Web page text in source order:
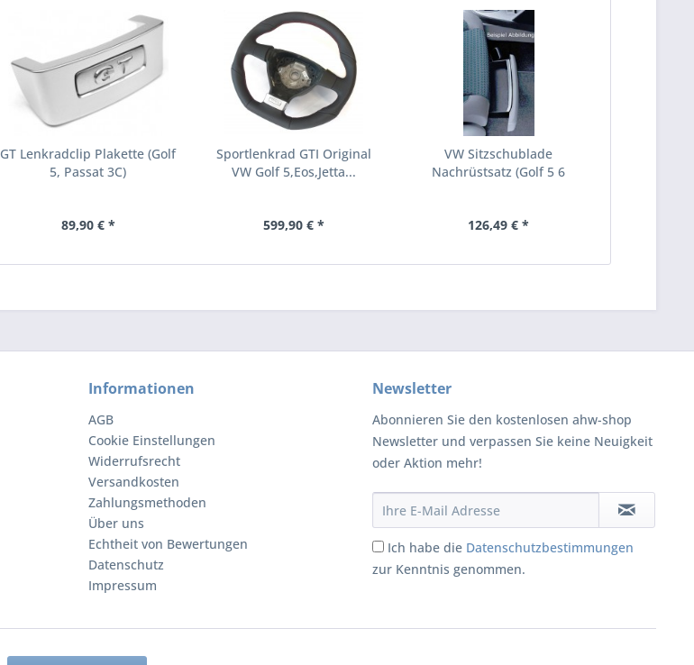
GT Lenkradclip Plakette (Golf
5, Passat 3C)
89,90 € *
Sportlenkrad GTI Original
VW Golf 5,Eos,Jetta...
599,90 € *
VW Sitzschublade
Nachrüstsatz (Golf 5 6
126,49 € *
Informationen
AGB
Cookie Einstellungen
Widerrufsrecht
Versandkosten
Zahlungsmethoden
Über uns
Echtheit von Bewertungen
Datenschutz
Impressum
Newsletter
Abonnieren Sie den kostenlosen ahw-shop
Newsletter und verpassen Sie keine Neuigkeit
oder Aktion mehr!
Ich habe die Datenschutzbestimmungen
zur Kenntnis genommen.